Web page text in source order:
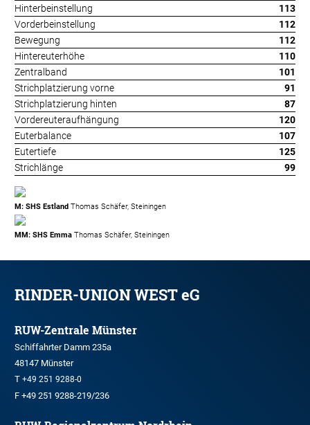
Hinterbeinstellung
113
Vorderbeinstellung
112
Bewegung
112
Hintereuterhöhe
110
Zentralband
101
Strichplatzierung vorne
91
Strichplatzierung hinten
87
Vordereuteraufhängung
120
Euterbalance
107
Eutertiefe
125
Strichlänge
99
M: SHS Estland Thomas Schäfer, Steiningen
MM: SHS Emma Thomas Schäfer, Steiningen
RINDER-UNION WEST eG
RUW-Zentrale Münster
Schiffahrter Damm 235a
48147 Münster
T +49 251 9288-0
F +49 251 9288-219/236